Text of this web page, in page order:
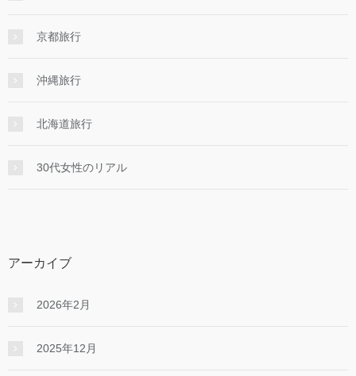
京都旅行
沖縄旅行
北海道旅行
30代女性のリアル
アーカイブ
2026年2月
2025年12月